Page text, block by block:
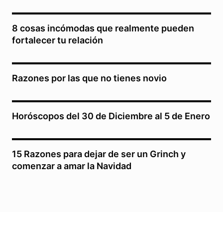
8 cosas incómodas que realmente pueden
fortalecer tu relación
Razones por las que no tienes novio
Horóscopos del 30 de Diciembre al 5 de Enero
15 Razones para dejar de ser un Grinch y
comenzar a amar la Navidad